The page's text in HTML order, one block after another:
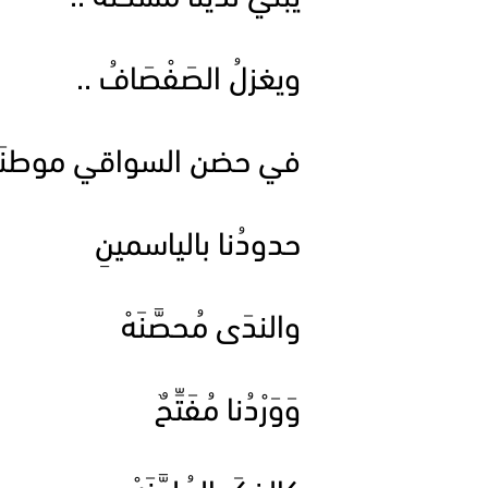
ويغزلُ الصَفْصَافُ ..
في حضن السواقي
حدودُنا بالياسمينِ
والندَى مُحصَّنَهْ
وَوَرْدُنا مُفَتِّحٌ